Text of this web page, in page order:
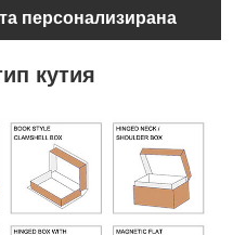
персонализирана
кутия